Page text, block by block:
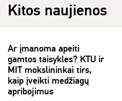
Kitos naujienos
Ar įmanoma apeiti
gamtos taisykles? KTU ir
MIT mokslininkai tirs,
kaip įveikti medžiagų
apribojimus